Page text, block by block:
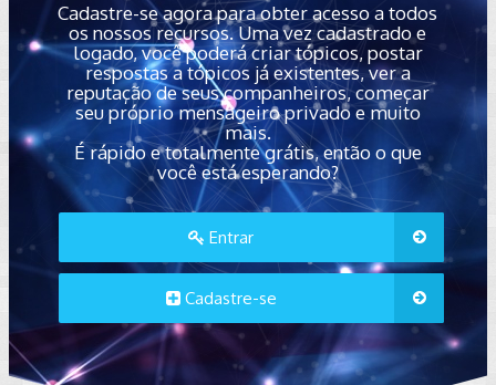
Cadastre-se agora para obter acesso a todos
os nossos recursos. Uma vez cadastrado e
logado, você poderá criar tópicos, postar
respostas a tópicos já existentes, ver a
reputação de seus companheiros, começar
seu próprio mensageiro privado e muito
mais.
É rápido e totalmente grátis, então o que
você está esperando?
Entrar
Cadastre-se